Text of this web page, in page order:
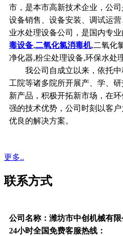
市，是本市高新技术企业，公司
设备销售、设备安装、调试运
业水处理设备公司，是国内专业
毒设备,二氧化氯消毒机,二氧化
净化器,粉尘处理设备,环保水处
我公司自成立以来，依托中
工院等诸多院所开展产、学、
新产品，积极开拓新市场，在
强的技术优势，公司时刻以客
优良的解决方案。
更多..
联系方式
公司名称：潍坊市中创机械有限
24小时全国免费客服热线：